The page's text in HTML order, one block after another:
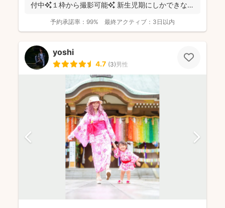
付中✨１枠から撮影可能✨ 新生児期にしかできな
予約承諾率： 99% 最終アクティブ： 3日以内
yoshi
4.7 (3)男性